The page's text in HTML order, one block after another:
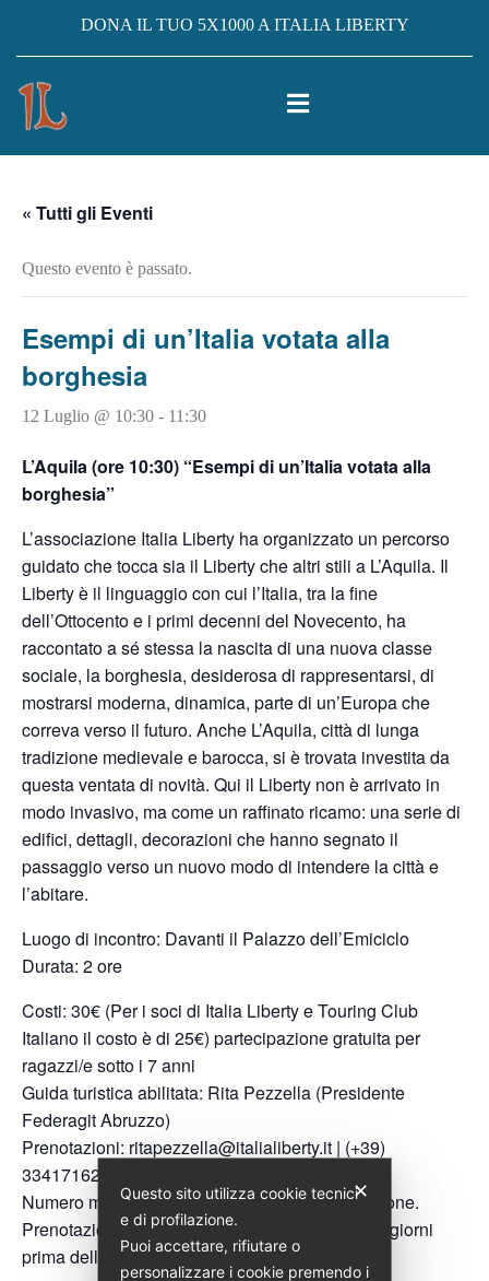
DONA IL TUO 5X1000 A ITALIA LIBERTY
« Tutti gli Eventi
Questo evento è passato.
Esempi di un’Italia votata alla
borghesia
12 Luglio @ 10:30 - 11:30
L’Aquila (ore 10:30) “Esempi di un’Italia votata alla
borghesia”
L’associazione Italia Liberty ha organizzato un percorso
guidato che tocca sia il Liberty che altri stili a L’Aquila. Il
Liberty è il linguaggio con cui l’Italia, tra la fine
dell’Ottocento e i primi decenni del Novecento, ha
raccontato a sé stessa la nascita di una nuova classe
sociale, la borghesia, desiderosa di rappresentarsi, di
mostrarsi moderna, dinamica, parte di un’Europa che
correva verso il futuro. Anche L’Aquila, città di lunga
tradizione medievale e barocca, si è trovata investita da
questa ventata di novità. Qui il Liberty non è arrivato in
modo invasivo, ma come un raffinato ricamo: una serie di
edifici, dettagli, decorazioni che hanno segnato il
passaggio verso un nuovo modo di intendere la città e
l’abitare.
Luogo di incontro: Davanti il Palazzo dell’Emiciclo
Durata: 2 ore
Costi: 30€ (Per i soci di Italia Liberty e Touring Club
Italiano il costo è di 25€) partecipazione gratuita per
ragazzi/e sotto i 7 anni
Guida turistica abilitata: Rita Pezzella (Presidente
Federagit Abruzzo)
Prenotazioni: ritapezzella@italialiberty.it | (+39)
3341716207
Numero minimo di partecipanti richiesto: 6 persone.
Prenotazione obbligatoria entro e non oltre due giorni
prima dell’evento.
✕
Questo sito utilizza cookie tecnici
e di profilazione.
Puoi accettare, rifiutare o
personalizzare i cookie premendo i